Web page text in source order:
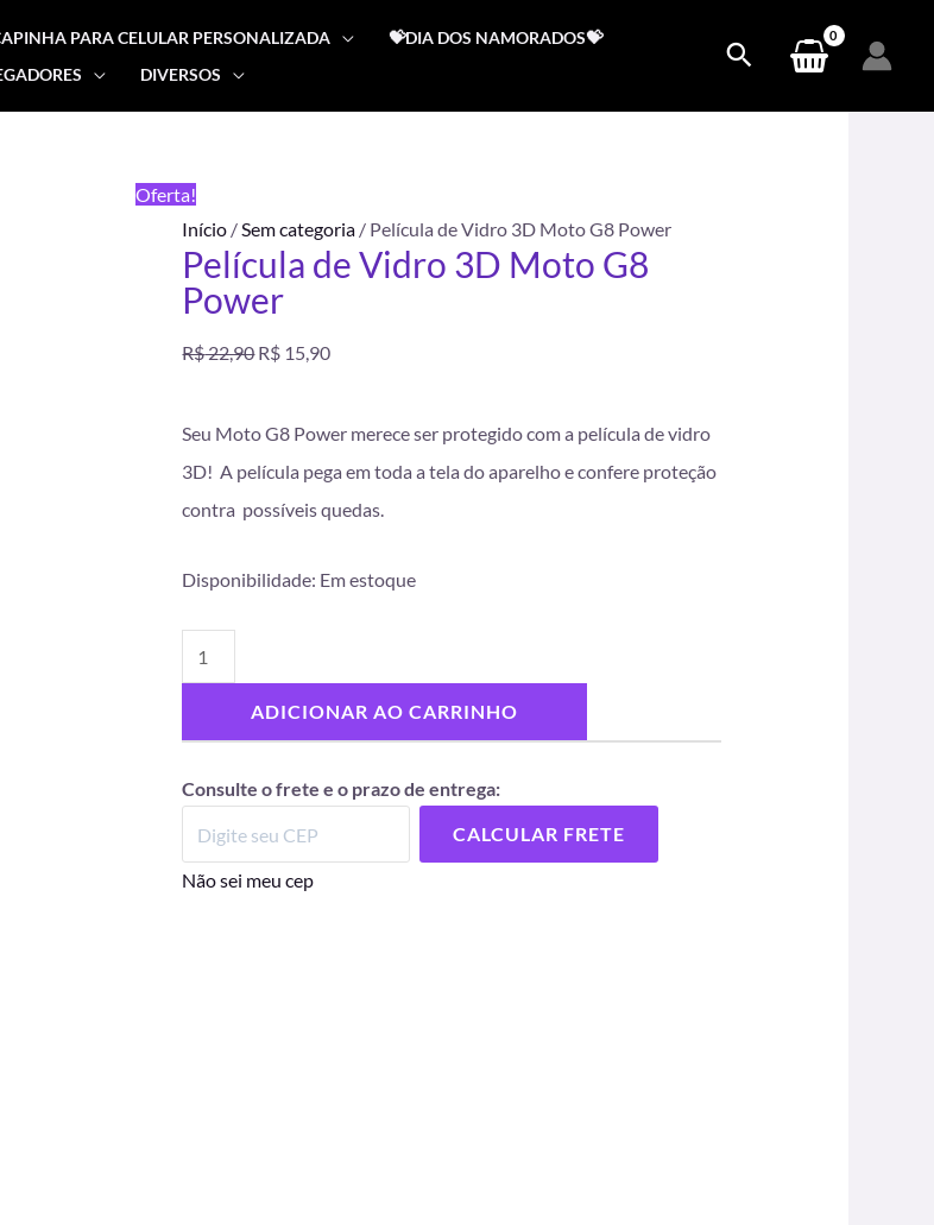
PARA CELULAR PERSONALIZADA
💝DIA DOS NAMORADOS💝
DIVERSOS
Oferta!
Início /Sem categoria / Película de Vidro 3D Moto G8 Power
Película de Vidro 3D Moto G8
Power
R$22,90
era:
R$ 15,90
é:
Seu Moto G8 Power merece ser protegido com a película de vidro
3D! A película pega em toda a tela do aparelho e confere proteção
contra possíveis quedas.
Disponibilidade: Em estoque
3D
Moto
G8
Power
ADICIONAR AO CARRINHO
Consulte o frete e o prazo de entrega:
CALCULAR FRETE
Não sei meu cep